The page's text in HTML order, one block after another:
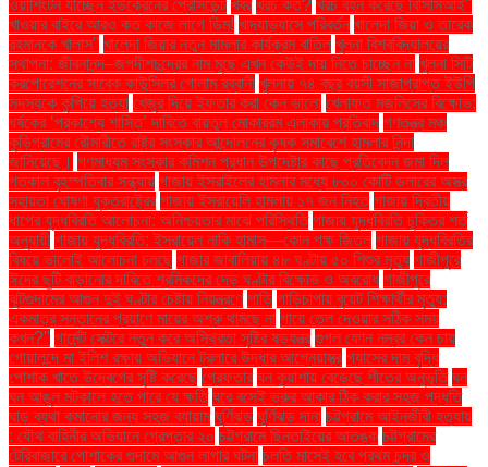
ওয়াশিংটন যাচ্ছেন ইউক্রেনের প্রেসিডেন্ট খবর খরচ কত? খরচ বহন করেছে বিসিসিআই"
খাওয়ার বাইরে আরও কত কাজে লাগে ডিম! খাদ্যাভ্যাসে পরিবর্তন খালেদা জিয়া ও তারেক
রহমানকে খালাস'' খালেদা জিয়ার নতুন মামলার কার্যক্রম বাতিল খুলনা বিশ্ববিদ্যালয়ের
স্থাপনা: জীবনানন্দ–জগদীশচন্দ্রের নাম মুছে এখন কেউই দায় নিতে চাচ্ছেন না খুলনা সিটি
করপোরেশনের সাবেক কাউন্সিলর গোলাম রব্বানী খুলনায় ৭৪ বছর বয়সী সাজাপ্রাপ্ত ইউপি
সদস্যকে কুপিয়ে হত্যা খেজুর দিয়ে ইফতার করা কেন ভালো খেলাফত মজলিসের বিক্ষোভ:
ধর্ষকের ‘প্রকাশ্যে শাস্তি’ দাবিতে বায়তুল মোকাররম এলাকায় প্রতিবাদ গণতন্ত্র মঞ্চ
কুড়িগ্রামের রৌমারীতে রাষ্ট্র সংস্কার আন্দোলনের কৃষক সমাবেশে হামলার নিন্দা
জানিয়েছে। গণমাধ্যম সংস্কার কমিশন প্রধান উপদেষ্টার কাছে প্রতিবেদন জমা দিল
গতকাল বৃহস্পতিবার সন্ধ্যায় গাজায় ইসরাইলের হামলার মধ্যে ৮০০ কোটি ডলারের অস্ত্র
সহায়তা ঘোষণা যুক্তরাষ্ট্রের গাজায় ইসরায়েলি হামলায় ১৭ জন নিহত গাজায় দ্বিতীয়
ধাপের যুদ্ধবিরতি আলোচনা: অনিশ্চয়তার মাঝে পরিস্থিতি গাজায় যুদ্ধবিরতি চুক্তির শর্ত
অনুযায়ী গাজায় যুদ্ধবিরতি: ইসরায়েল নাকি হামাস—কোন পক্ষ জিতল গাজায় যুদ্ধবিরতির
বিষয়ে ভালোই আলোচনা চলছে গাজার জাবালিয়ায় ৪৮ ঘণ্টায় ৫০ শিশুর মৃত্যু গাজীপুরে
ঈদের ছুটি বাড়ানোর দাবিতে শ্রমিকদের দেড় ঘণ্টার বিক্ষোভ ও অবরোধ গাজীপুরে
ঝুটগুদামের আগুন দুই ঘণ্টার চেষ্টায় নিয়ন্ত্রণে গাড়ি গাড়িচাপায় বুয়েট শিক্ষার্থীর মৃত্যু:
একমাত্র সন্তানের প্রয়াণে মায়ের অশ্রু থামছে না গায়ে তেল দেওয়ার সঠিক সময়
কখন?" গার্মেন্ট সেক্টরে নতুন করে অস্থিরতা সৃষ্টির ষড়যন্ত্র গুগল ফোন নম্বর কেন চায়
গোয়ালন্দে মা ইলিশ রক্ষায় অভিযানে ট্রলারে উদ্ধার আগ্নেয়াস্ত্র গ্যাসের দাম বৃদ্ধি
পোশাক খাতে উদ্বেগের সৃষ্টি করেছে গ্রেফতার ঘন কুয়াশায় বেড়েছে শীতের অনুভূতি ঘন
ঘন আঙুল মটকালে হতে পারে যে ক্ষতি ঘরে বসেই ভ্রুর আকার ঠিক করার সহজ পদ্ধতি
ঘাড় ব্যথা কমানোর জন্য সহজ ব্যায়াম ঘূর্ণিঝড় ঘূর্ণিঝড় দানা চট্টগ্রামে আইনজীবী হত্যায়
: যৌথ বাহিনীর অভিযানে গ্রেপ্তার ২০ চট্টগ্রামে ছিনতাইয়ের আতঙ্ক চট্টগ্রামের
টেরিবাজারে পোশাকের গুদামে আগুন লাগার ঘটনা চলতি মাসেই হবে প্রথম চন্দ্র ও